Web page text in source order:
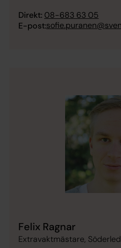
Direkt: 08-683 63 05
E-post:
Felix Ragnar
Extravaktmästare,